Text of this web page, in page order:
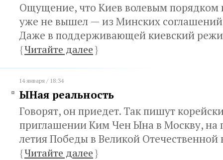
Ощущение, что Киев волевым порядком
уже не вышел — из Минских
Даже в поддерживающей киевский
{Читайте далее}
14 января / 18:34
ЫНая реальность
Говорят, он приедет. Так пишут
приглашении Ким Чен Ына в Москву, на
летия Победы в Великой Отечественной
{Читайте далее}